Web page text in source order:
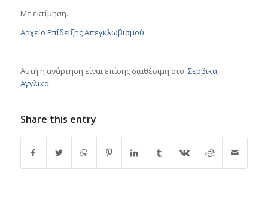
Με εκτίμηση.
Αρχείο Επίδειξης Απεγκλωβισμού
Αυτή η ανάρτηση είναι επίσης διαθέσιμη στο: Σερβικα
Αγγλικα
Share this entry